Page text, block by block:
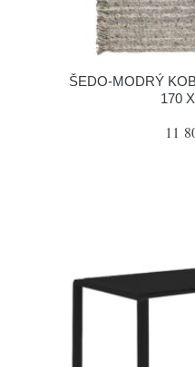
ŠEDO-MODRÝ
170
11